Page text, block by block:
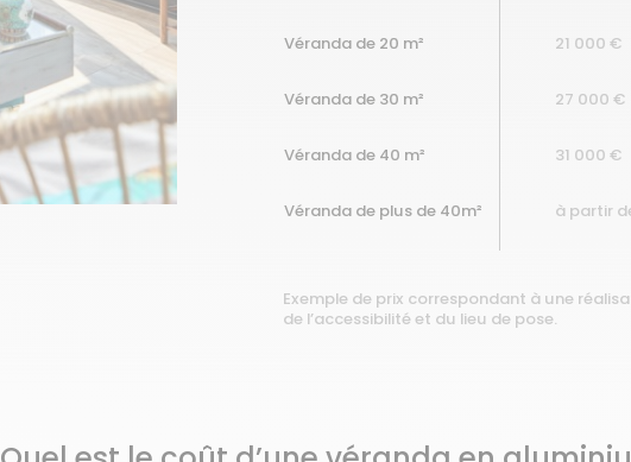
Véranda de 20 m² 21 000 €
Véranda de 30 m² 27 000 €
Véranda de 40 m² 31 000 €
Véranda de plus de 40m² à partir
Exemple de prix correspondant à une
de l’accessibilité et du lieu de pose.